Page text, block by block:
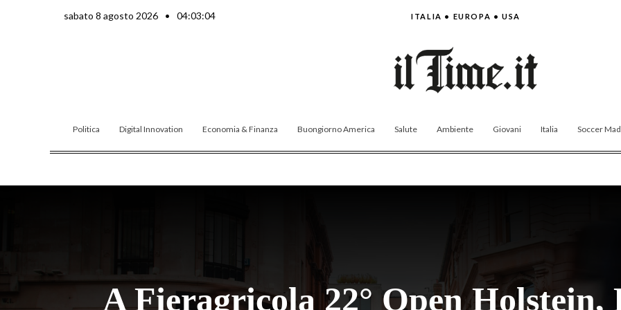
sabato 8 agosto 2026 • 04:03:05 ITALIA • EUROPA • USA
Politica Digital Innovation Economia & Finanza Buongiorno America Salute Ambiente Giovani Italia Soccer
A Fieragricola 22° Open Holstein,